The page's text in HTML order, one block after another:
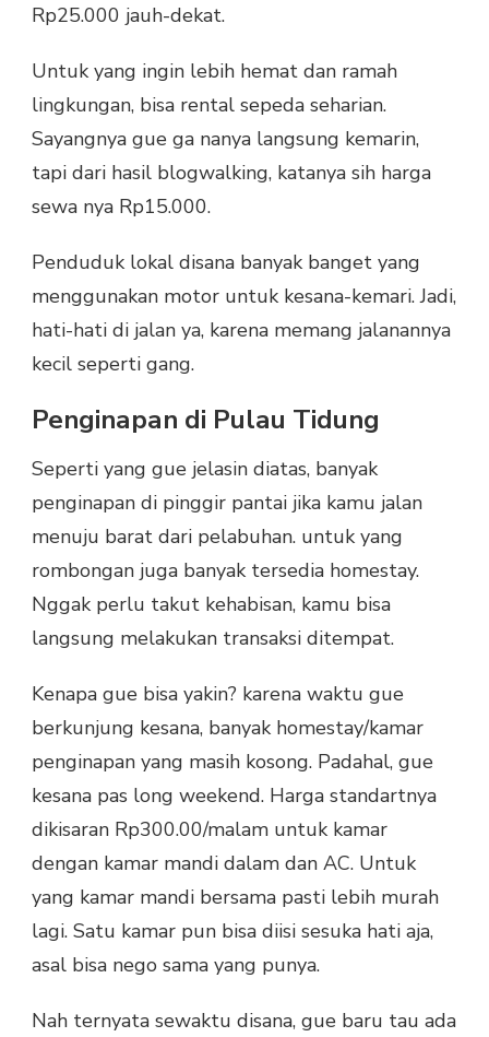
Rp25.000 jauh-dekat.
Untuk yang ingin lebih hemat dan ramah
lingkungan, bisa rental sepeda seharian.
Sayangnya gue ga nanya langsung kemarin,
tapi dari hasil blogwalking, katanya sih harga
sewa nya Rp15.000.
Penduduk lokal disana banyak banget yang
menggunakan motor untuk kesana-kemari. Jadi,
hati-hati di jalan ya, karena memang jalanannya
kecil seperti gang.
Penginapan di Pulau Tidung
Seperti yang gue jelasin diatas, banyak
penginapan di pinggir pantai jika kamu jalan
menuju barat dari pelabuhan. untuk yang
rombongan juga banyak tersedia homestay.
Nggak perlu takut kehabisan, kamu bisa
langsung melakukan transaksi ditempat.
Kenapa gue bisa yakin? karena waktu gue
berkunjung kesana, banyak homestay/kamar
penginapan yang masih kosong. Padahal, gue
kesana pas long weekend. Harga standartnya
dikisaran Rp300.00/malam untuk kamar
dengan kamar mandi dalam dan AC. Untuk
yang kamar mandi bersama pasti lebih murah
lagi. Satu kamar pun bisa diisi sesuka hati aja,
asal bisa nego sama yang punya.
Nah ternyata sewaktu disana, gue baru tau ada